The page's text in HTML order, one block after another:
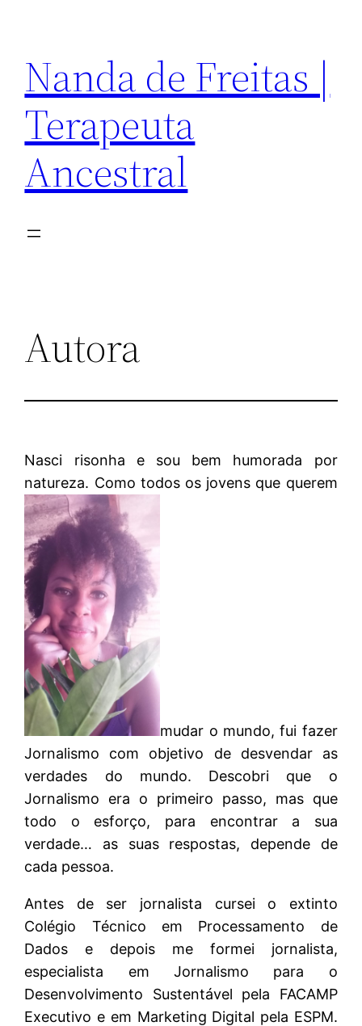
conteúdo
Nanda de Freitas |
Terapeuta
Ancestral
Autora
Nasci risonha e sou bem humorada por
natureza. Como todos os jovens que querem
mudar o mundo, fui fazer
Jornalismo com objetivo de desvendar as
verdades do mundo. Descobri que o
Jornalismo era o primeiro passo, mas que
todo o esforço, para encontrar a sua
verdade… as suas respostas, depende de
cada pessoa.
Antes de ser jornalista cursei o extinto
Colégio Técnico em Processamento de
Dados e depois me formei jornalista,
especialista em Jornalismo para o
Desenvolvimento Sustentável pela FACAMP
Executivo e em Marketing Digital pela ESPM.